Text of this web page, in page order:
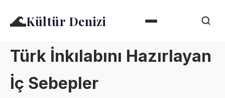
🌊Kültür Denizi
Türk İnkılabını Hazırlayan
İç Sebepler